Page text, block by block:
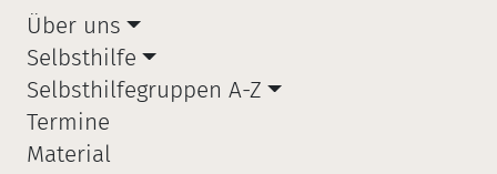
Über uns
Selbsthilfe
Selbsthilfegruppen A-Z
Termine
Material